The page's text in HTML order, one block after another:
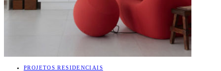
PROJETOS RESIDENCIAIS